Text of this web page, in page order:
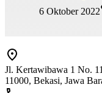
6 Oktober 2022
Jl. Kertawibawa 1 No.
11000, Bekasi, Jawa